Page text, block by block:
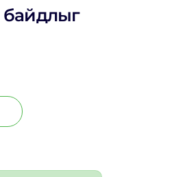
байдлыг